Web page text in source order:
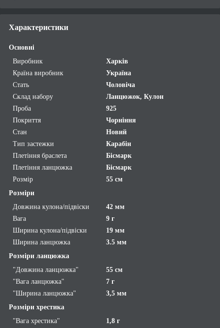
Характеристики
Основні
Виробник
Харків
Країна виробник
Україна
Стать
Чоловіча
Склад набору
Ланцюжок, Кулон
Проба
925
Покриття
Чорніння
Стан
Новий
Тип застежки
Карабін
Плетіння браслета
Бісмарк
Плетіння ланцюжка
Бісмарк
Розмір
55 см
Розміри
Довжина кулона/підвіски
42 мм
Вага
9 г
Ширина кулона/підвіски
19 мм
Ширина ланцюжка
3.5 мм
Розміри ланцюжка
"Довжина ланцюжка"
55 см
"Вага ланцюжка"
7 г
"Ширина ланцюжка"
3,5 мм
Розміри хрестика
"Вага хрестика"
1,8 г